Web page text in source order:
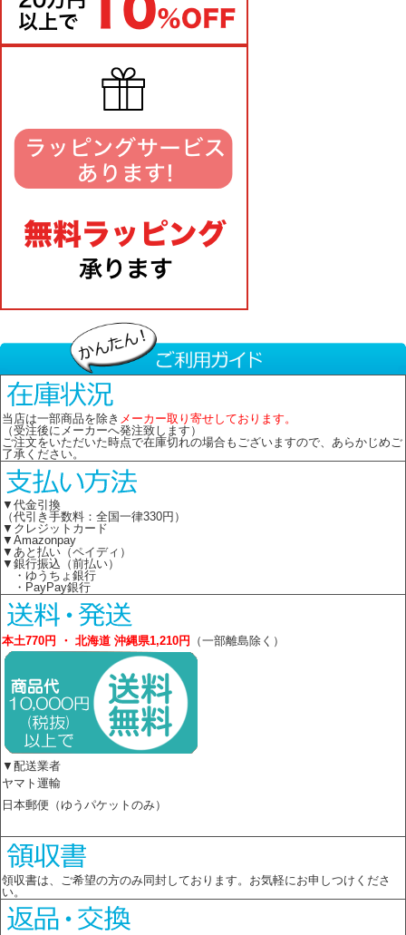
当店は一部商品を除き メーカー取り寄せしております。
（受注後にメーカーへ発注致します）
ご注文をいただいた時点で在庫切れの場合もございますので、あらかじめご
了承ください。
▼代金引換
（代引き手数料：全国一律330円）
▼クレジットカード
▼Amazonpay
▼あと払い（ペイディ）
▼銀行振込（前払い）
・ゆうちょ銀行
・PayPay銀行
本土770円 ・ 北海道 沖縄県1,210円 （一部離島除く）
▼配送業者
ヤマト運輸
日本郵便（ゆうパケットのみ）
領収書は、ご希望の方のみ同封しております。お気軽にお申しつけくださ
い。